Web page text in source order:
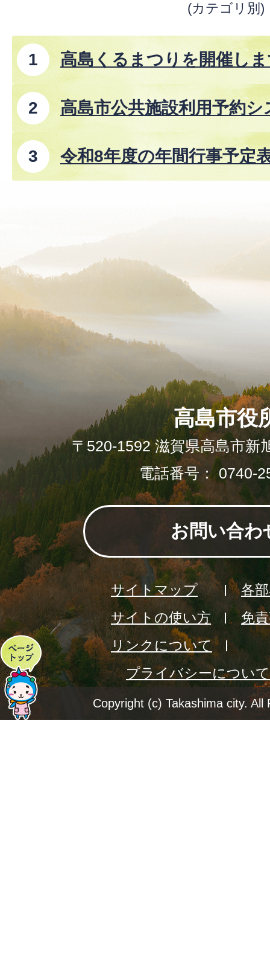
(カテゴリ別)
高島くるまつりを開催し
高島市公共施設利用予約
令和8年度の年間行事予定
ペ
ー
ジ
高島市役
〒520-1592 滋賀県高島市新
電話番号： 0740-
お問い合わ
サイトマップ
各
サイトの使い方
免
リンクについて
プライバシーについて
Copyright (c) Takashima city. All